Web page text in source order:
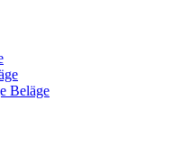
Beläge